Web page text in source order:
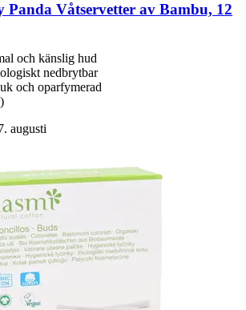
Panda Våtservetter av Bambu, 12
och känslig hud
nedbrytbar
och oparfymerad
augusti